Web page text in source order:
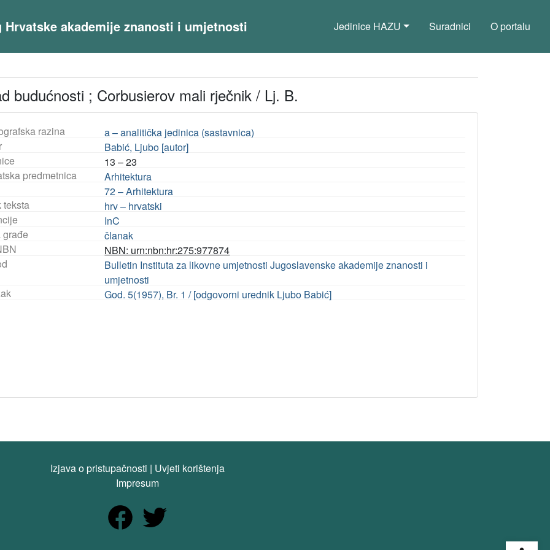
akademije znanosti i umjetnosti Jedinice HAZU Suradnici O portalu
budućnosti ; Corbusierov mali rječnik / Lj. B.
razina
a – analitička jedinica (sastavnica)
Babić, Ljubo [autor]
13 – 23
predmetnica
Arhitektura
72 – Arhitektura
teksta
hrv – hrvatski
InC
građe
članak
NBN: urn:nbn:hr:275:977874
Bulletin Instituta za likovne umjetnosti Jugoslavenske akademije znanosti i
umjetnosti
God. 5(1957), Br. 1 / [odgovorni urednik Ljubo Babić]
Izjava o pristupačnosti | Uvjeti korištenja
Impresum